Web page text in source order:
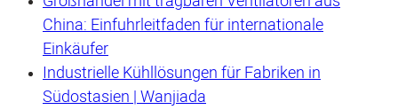
China: Einfuhrleitfaden für internationale
Einkäufer
Industrielle Kühllösungen für Fabriken in
Südostasien | Wanjiada